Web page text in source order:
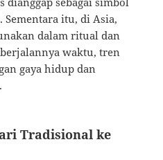
Sementara itu, di Asia,
dalam ritual dan
waktu, tren
gaya hidup dan
Tradisional ke